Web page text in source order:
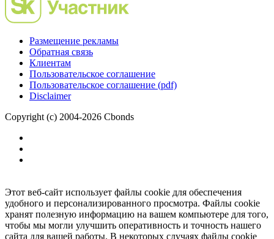
Размещение рекламы
Обратная связь
Клиентам
Пользовательское соглашение
Пользовательское соглашение (pdf)
Disclaimer
Copyright (c) 2004-2026 Cbonds
Этот веб-сайт использует файлы cookie для обеспечения
удобного и персонализированного просмотра. Файлы cookie
хранят полезную информацию на вашем компьютере для того,
чтобы мы могли улучшить оперативность и точность нашего
сайта для вашей работы. В некоторых случаях файлы cookie